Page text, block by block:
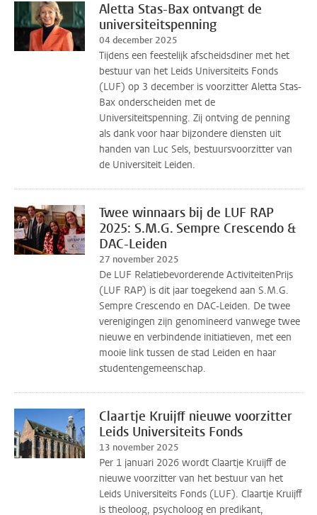
Aletta Stas-Bax ontvangt de
universiteitspenning
04 december 2025
Tijdens een feestelijk afscheidsdiner met het
bestuur van het Leids Universiteits Fonds
(LUF) op 3 december is voorzitter Aletta Stas-
Bax onderscheiden met de
Universiteitspenning. Zij ontving de penning
als dank voor haar bijzondere diensten uit
handen van Luc Sels, bestuursvoorzitter van
de Universiteit Leiden.
Twee winnaars bij de LUF RAP
2025: S.M.G. Sempre Crescendo &
DAC-Leiden
27 november 2025
De LUF Relatiebevorderende ActiviteitenPrijs
(LUF RAP) is dit jaar toegekend aan S.M.G.
Sempre Crescendo en DAC-Leiden. De twee
verenigingen zijn genomineerd vanwege twee
nieuwe en verbindende initiatieven, met een
mooie link tussen de stad Leiden en haar
studentengemeenschap.
Claartje Kruijff nieuwe voorzitter
Leids Universiteits Fonds
13 november 2025
Per 1 januari 2026 wordt Claartje Kruijff de
nieuwe voorzitter van het bestuur van het
Leids Universiteits Fonds (LUF). Claartje Kruijff
is theoloog, psycholoog en predikant,